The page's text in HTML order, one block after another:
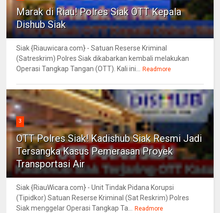
Marak di Riau! Polres Siak OTT Kepala
Dishub Siak
Siak {Riauwicara.com} - Satuan Reserse Kriminal
(Satreskrim) Polres Siak dikabarkan kembali melakukan
Operasi Tangkap Tangan (OTT). Kali ini... Readmore
3
OTT Polres Siak! Kadishub Siak Resmi Jadi
Tersangka Kasus Pemerasan Proyek
Transportasi Air
Siak {RiauWicara.com} - Unit Tindak Pidana Korupsi
(Tipidkor) Satuan Reserse Kriminal (Sat Reskrim) Polres
Siak menggelar Operasi Tangkap Ta... Readmore